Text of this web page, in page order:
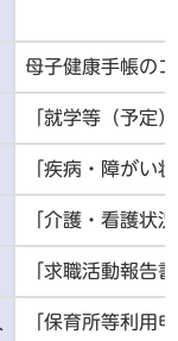
母子健康手帳の
「就学等（予定
「疾病・障がい
「介護・看護状
「求職活動報告
「保育所等利用